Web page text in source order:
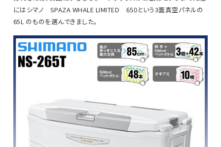
にはシマノ SPAZA WHALE LIMITED 650という3面真空パネルの
65L のものを選んできました。